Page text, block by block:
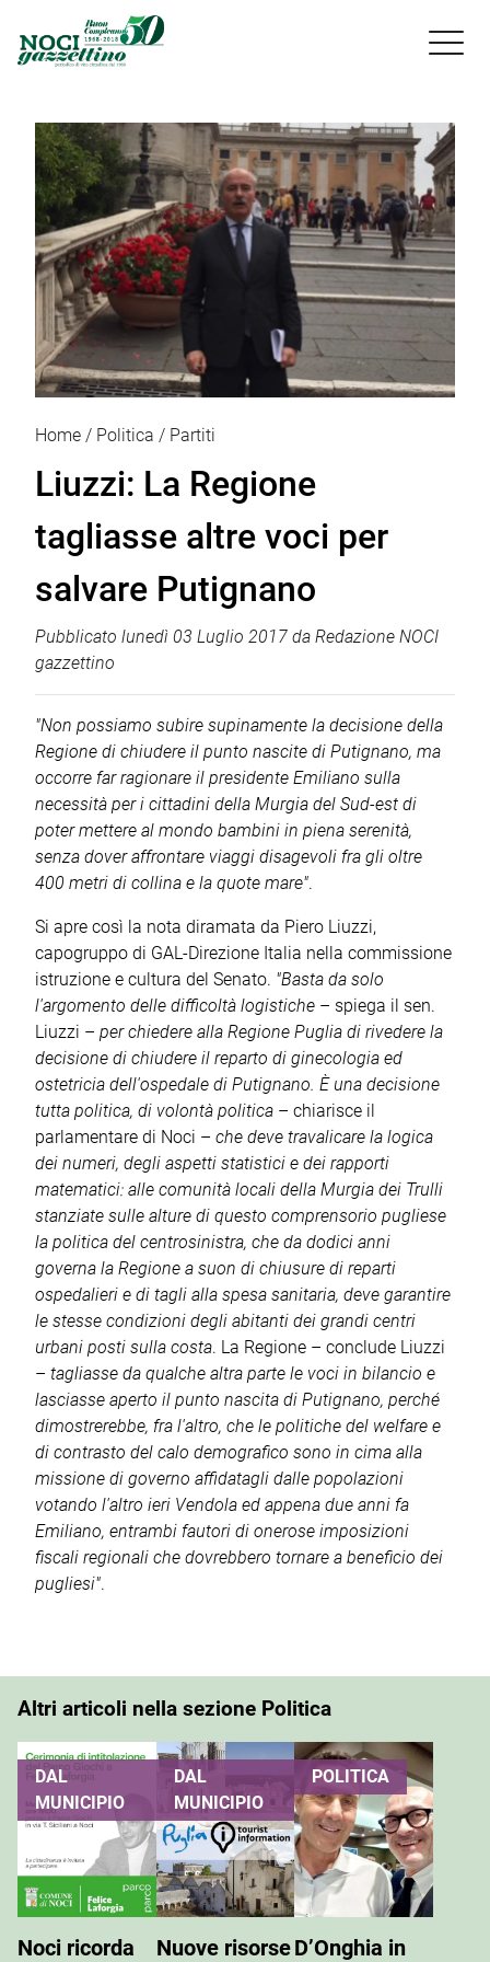

Home Politica Partiti
Liuzzi: La Regione
tagliasse altre voci per
salvare Putignano
Pubblicato lunedì 03 Luglio 2017 da Redazione NOCI
gazzettino
"Non possiamo subire supinamente la decisione della
Regione di chiudere il punto nascite di Putignano, ma
occorre far ragionare il presidente Emiliano sulla
necessità per i cittadini della Murgia del Sud-est di
poter mettere al mondo bambini in piena serenità,
senza dover affrontare viaggi disagevoli fra gli oltre
400 metri di collina e la quote mare".
Si apre così la nota diramata da Piero Liuzzi,
capogruppo di GAL-Direzione Italia nella commissione
istruzione e cultura del Senato. "Basta da solo
l'argomento delle difficoltà logistiche – spiega il sen.
Liuzzi – per chiedere alla Regione Puglia di rivedere la
decisione di chiudere il reparto di ginecologia ed
ostetricia dell'ospedale di Putignano. È una decisione
tutta politica, di volontà politica – chiarisce il
parlamentare di Noci – che deve travalicare la logica
dei numeri, degli aspetti statistici e dei rapporti
matematici: alle comunità locali della Murgia dei Trulli
stanziate sulle alture di questo comprensorio pugliese
la politica del centrosinistra, che da dodici anni
governa la Regione a suon di chiusure di reparti
ospedalieri e di tagli alla spesa sanitaria, deve garantire
le stesse condizioni degli abitanti dei grandi centri
urbani posti sulla costa. La Regione – conclude Liuzzi
– tagliasse da qualche altra parte le voci in bilancio e
lasciasse aperto il punto nascita di Putignano, perché
dimostrerebbe, fra l'altro, che le politiche del welfare e
di contrasto del calo demografico sono in cima alla
missione di governo affidatagli dalle popolazioni
votando l'altro ieri Vendola ed appena due anni fa
Emiliano, entrambi fautori di onerose imposizioni
fiscali regionali che dovrebbero tornare a beneficio dei
pugliesi".
Altri articoli nella sezione Politica
DAL
MUNICIPIO
Noci ricorda
DAL
MUNICIPIO
Nuove risorse
POLITICA
D’Onghia in